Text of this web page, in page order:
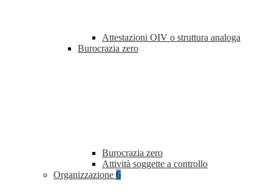
Attestazioni OIV o struttura analoga
Burocrazia zero
Burocrazia zero
Attività soggette a controllo
Organizzazione 6